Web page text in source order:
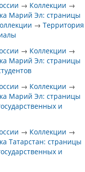
→ Коллекции →
Марий Эл: страницы
→Территория
→ Коллекции →
Марий Эл: страницы
→ Коллекции →
Марий Эл: страницы
и
→ Коллекции →
Татарстан: страницы
и